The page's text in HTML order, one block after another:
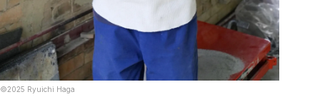
©︎2025 Ryuichi Haga